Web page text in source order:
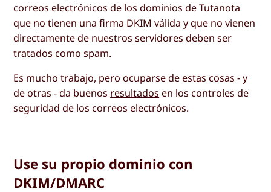
correos electrónicos de los dominios de Tutanota
que no tienen una firma DKIM válida y que no vienen
directamente de nuestros servidores deben ser
tratados como spam.
Es mucho trabajo, pero ocuparse de estas cosas - y
de otras - da buenos resultados en los controles de
seguridad de los correos electrónicos.
Use su propio dominio con
DKIM/DMARC